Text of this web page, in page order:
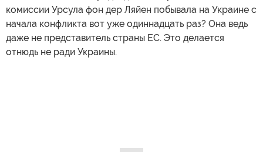
комиссии Урсула фон дер Ляйен побывала на Украине с
начала конфликта вот уже одиннадцать раз? Она ведь
даже не представитель страны ЕС. Это делается
отнюдь не ради Украины.